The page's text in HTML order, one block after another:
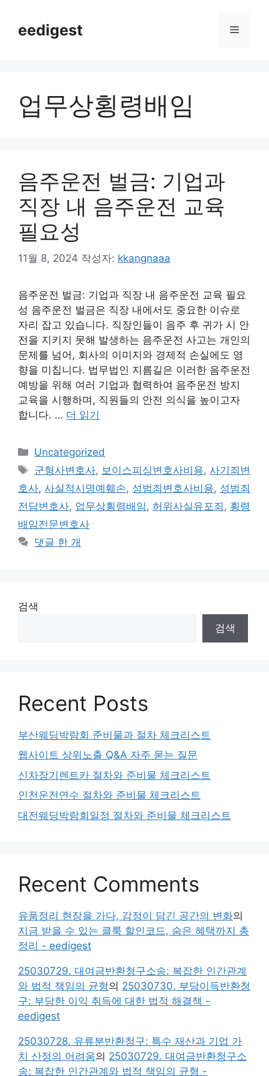
eedigest 메
업무상횡령배임
음주운전 벌금: 기업과
직장 내 음주운전 교육
필요성
11월 8, 2024 작성자: kkangnaaa
음주운전 벌금: 기업과 직장 내 음주운전 교육 필요
성 음주운전 벌금은 직장 내에서도 중요한 이슈로
자리 잡고 있습니다. 직장인들이 음주 후 귀가 시 안
전을 지키지 못해 발생하는 음주운전 사고는 개인의
문제를 넘어, 회사의 이미지와 경제적 손실에도 영
향을 미칩니다. 법무법인 지름길은 이러한 음주운전
예방을 위해 여러 기업과 협력하여 음주운전 방지
교육을 시행하며, 직원들의 안전 의식을 높이고자
합니다. … 더 읽기
카
테
리
Uncategorized
태
그
군형사변호사, 보이스피싱변호사비용,사기죄변
호사, 사실적시명예훼손, 성범죄변호사비용, 성범죄
전담변호사, 업무상횡령배임 , 허위사실유포죄 , 횡령
배임전문변호사
댓글 한 개
검색
검색
Recent Posts
부산웨딩박람회 준비물과 절차 체크리스트
웹사이트 상위노출 Q&A 자주 묻는 질문
신차장기렌트카 절차와 준비물 체크리스트
인천운전연수 절차와 준비물 체크리스트
대전웨딩박람회일정 절차와 준비물 체크리스트
Recent Comments
유품정리 현장을 가다, 감정이 담긴 공간의 변화의
지금 받을 수 있는 클룩 할인코드, 숨은 혜택까지 총
정리 - eedigest
25030729. 대여금반환청구소송: 복잡한 인간관계
와 법적 책임의 균형의 25030730. 부당이득반환청
구: 부당한 이익 취득에 대한 법적 해결책 -
eedigest
25030728. 유류분반환청구: 특수 재산과 기업 가
치 산정의 어려움의 25030729. 대여금반환청구소
송: 복잡한 인간관계와 법적 책임의 균형 -